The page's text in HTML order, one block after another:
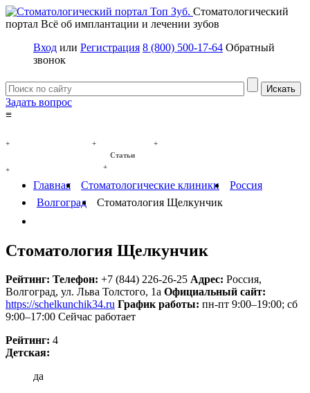
Стоматологический
портал Всё об имплантации и лечении зубов
Вход или Регистрация 8 (800) 500-17-64 Обратный
звонок
Задать вопрос
≡
+
+
+
+
Статьи
+
Главная Стоматологические клиники
Россия
Волгоград
Стоматология Щелкунчик
Стоматология Щелкунчик
Рейтинг: Телефон: +7 (844) 226-26-25 Адрес: Россия,
Волгоград, ул. Льва Толстого, 1а Официальный сайт:
https://schelkunchik34.ru График работы: пн-пт 9:00–19:00; сб
9:00–17:00 Сейчас работает
Рейтинг: 4
Детская:
да